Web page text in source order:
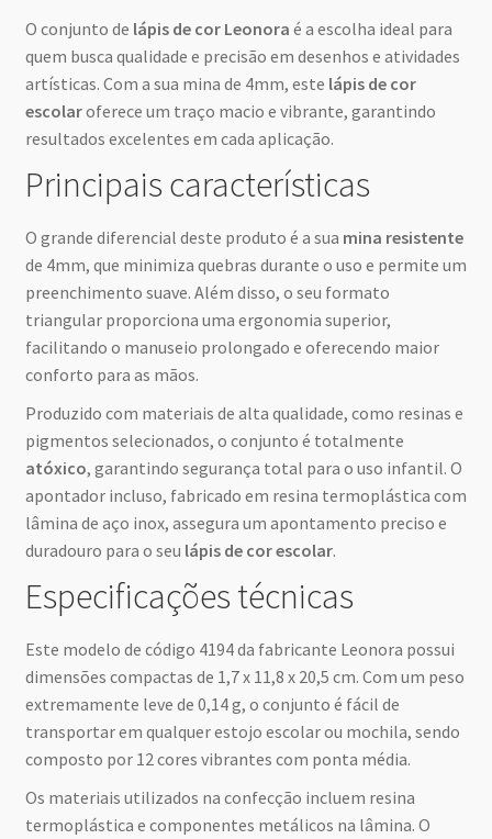
O conjunto de lápis de cor Leonora é a escolha ideal para
quem busca qualidade e precisão em desenhos e atividades
artísticas. Com a sua mina de 4mm, este lápis de cor
escolaroferece um traço macio e vibrante, garantindo
resultados excelentes em cada aplicação.
Principais características
O grande diferencial deste produto é a sua mina resistente
de 4mm, que minimiza quebras durante o uso e permite um
preenchimento suave. Além disso, o seu formato
triangular proporciona uma ergonomia superior,
facilitando o manuseio prolongado e oferecendo maior
conforto para as mãos.
Produzido com materiais de alta qualidade, como resinas e
pigmentos selecionados, o conjunto é totalmente
atóxico, garantindo segurança total para o uso infantil. O
apontador incluso, fabricado em resina termoplástica com
lâmina de aço inox, assegura um apontamento preciso e
duradouro para o seu lápis de cor escolar.
Especificações técnicas
Este modelo de código 4194 da fabricante Leonora possui
dimensões compactas de 1,7 x 11,8 x 20,5 cm. Com um peso
extremamente leve de 0,14 g, o conjunto é fácil de
transportar em qualquer estojo escolar ou mochila, sendo
composto por 12 cores vibrantes com ponta média.
Os materiais utilizados na confecção incluem resina
termoplástica e componentes metálicos na lâmina. O